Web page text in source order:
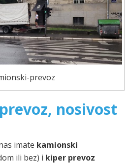
prevoz
nosivost
imate kamionski
ili bez) i kiper prevoz